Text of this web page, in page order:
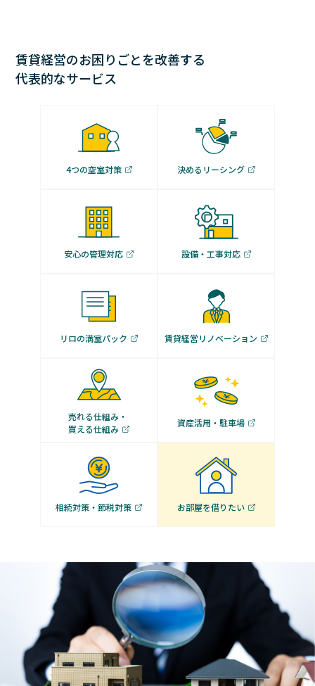
賃貸経営のお困りごとを改善する
代表的なサービス
4つの空室対策 決めるリーシング
安心の管理対応 設備・工事対応
リロの満室パック 賃貸経営リノベーション
売れる仕組み・
買える仕組み
資産活用・駐車場
相続対策・節税対策 お部屋を借りたい